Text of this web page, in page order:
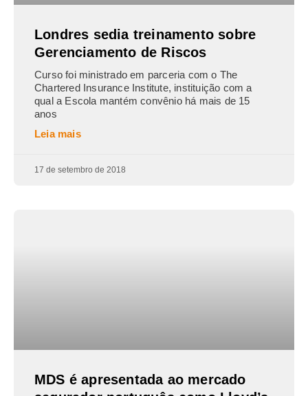
Londres sedia treinamento sobre
Gerenciamento de Riscos
Curso foi ministrado em parceria com o The
Chartered Insurance Institute, instituição com a
qual a Escola mantém convênio há mais de 15
anos
Leia mais
17 de setembro de 2018
MDS é apresentada ao mercado